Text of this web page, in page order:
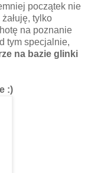
początek nie
tylko
na poznanie
tym specjalnie,
na bazie glinki
:)